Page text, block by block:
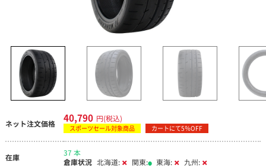
ネット注文価格 40,790 円(税込)
スポーツセール対象商品 カートにて5％OFF
在庫
37 本
倉庫状況 北海道: 関東: 東海: 九州: